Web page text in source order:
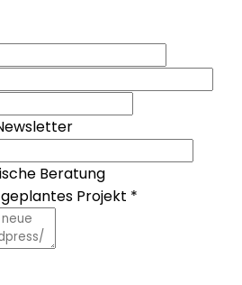
Beratung
Projekt *